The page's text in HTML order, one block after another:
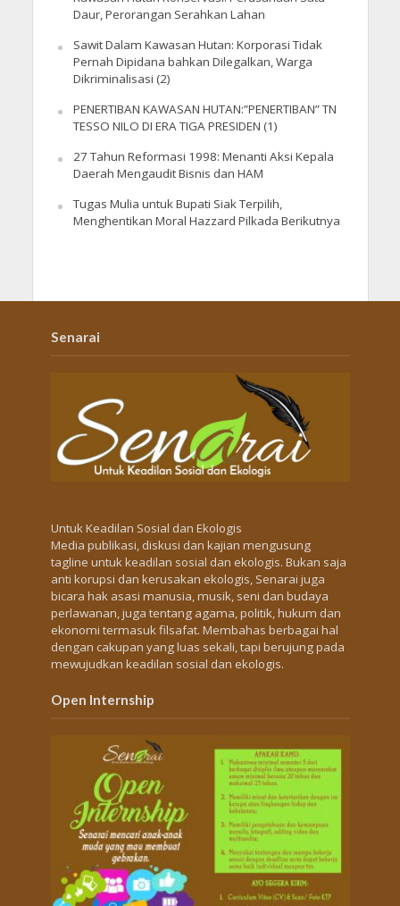
Daur, Perorangan Serahkan Lahan
Sawit Dalam Kawasan Hutan: Korporasi Tidak
Pernah Dipidana bahkan Dilegalkan, Warga
Dikriminalisasi (2)
PENERTIBAN KAWASAN HUTAN:”PENERTIBAN” TN
TESSO NILO DI ERA TIGA PRESIDEN (1)
27 Tahun Reformasi 1998: Menanti Aksi Kepala
Daerah Mengaudit Bisnis dan HAM
Tugas Mulia untuk Bupati Siak Terpilih,
Menghentikan Moral Hazzard Pilkada Berikutnya
Senarai
Untuk Keadilan Sosial dan Ekologis
Media publikasi, diskusi dan kajian mengusung
tagline untuk keadilan sosial dan ekologis. Bukan saja
anti korupsi dan kerusakan ekologis, Senarai juga
bicara hak asasi manusia, musik, seni dan budaya
perlawanan, juga tentang agama, politik, hukum dan
ekonomi termasuk filsafat. Membahas berbagai hal
dengan cakupan yang luas sekali, tapi berujung pada
mewujudkan keadilan sosial dan ekologis.
Open Internship